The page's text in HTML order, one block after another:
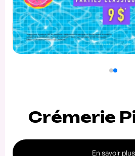
Crémerie
En savoir plus